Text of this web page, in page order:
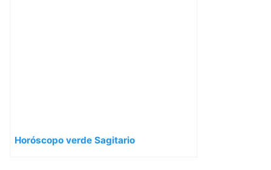
Horóscopo verde Sagitario